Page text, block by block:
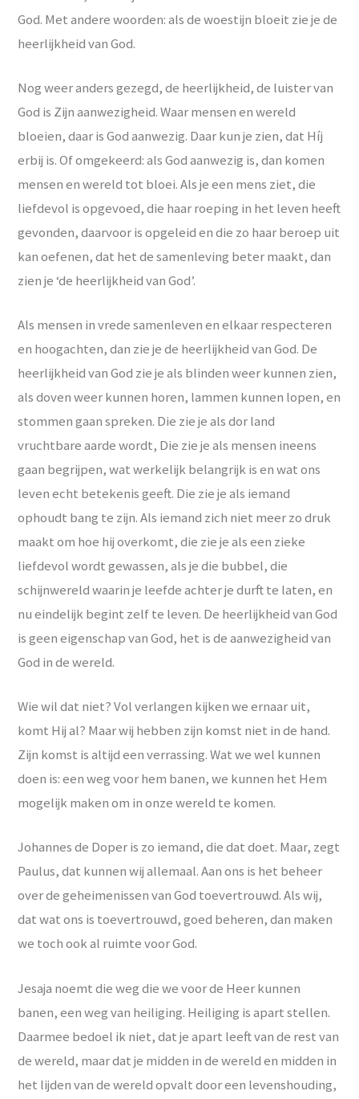
God. Met andere woorden: als de woestijn bloeit zie je de
heerlijkheid van God.
Nog weer anders gezegd, de heerlijkheid, de luister van
God is Zijn aanwezigheid. Waar mensen en wereld
bloeien, daar is God aanwezig. Daar kun je zien, dat Híj
erbij is. Of omgekeerd: als God aanwezig is, dan komen
mensen en wereld tot bloei. Als je een mens ziet, die
liefdevol is opgevoed, die haar roeping in het leven heeft
gevonden, daarvoor is opgeleid en die zo haar beroep uit
kan oefenen, dat het de samenleving beter maakt, dan
zien je ‘de heerlijkheid van God’.
Als mensen in vrede samenleven en elkaar respecteren
en hoogachten, dan zie je de heerlijkheid van God. De
heerlijkheid van God zie je als blinden weer kunnen zien,
als doven weer kunnen horen, lammen kunnen lopen, en
stommen gaan spreken. Die zie je als dor land
vruchtbare aarde wordt, Die zie je als mensen ineens
gaan begrijpen, wat werkelijk belangrijk is en wat ons
leven echt betekenis geeft. Die zie je als iemand
ophoudt bang te zijn. Als iemand zich niet meer zo druk
maakt om hoe hij overkomt, die zie je als een zieke
liefdevol wordt gewassen, als je die bubbel, die
schijnwereld waarin je leefde achter je durft te laten, en
nu eindelijk begint zelf te leven. De heerlijkheid van God
is geen eigenschap van God, het is de aanwezigheid van
God in de wereld.
Wie wil dat niet? Vol verlangen kijken we ernaar uit,
komt Hij al? Maar wij hebben zijn komst niet in de hand.
Zijn komst is altijd een verrassing. Wat we wel kunnen
doen is: een weg voor hem banen, we kunnen het Hem
mogelijk maken om in onze wereld te komen.
Johannes de Doper is zo iemand, die dat doet. Maar, zegt
Paulus, dat kunnen wij allemaal. Aan ons is het beheer
over de geheimenissen van God toevertrouwd. Als wij,
dat wat ons is toevertrouwd, goed beheren, dan maken
we toch ook al ruimte voor God.
Jesaja noemt die weg die we voor de Heer kunnen
banen, een weg van heiliging. Heiliging is apart stellen.
Daarmee bedoel ik niet, dat je apart leeft van de rest van
de wereld, maar dat je midden in de wereld en midden in
het lijden van de wereld opvalt door een levenshouding,